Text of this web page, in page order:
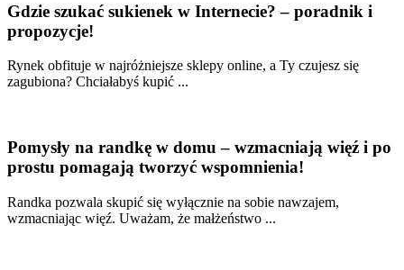
Gdzie szukać sukienek w Internecie? – poradnik i
propozycje!
Rynek obfituje w najróżniejsze sklepy online, a Ty czujesz się
zagubiona? Chciałabyś kupić ...
Pomysły na randkę w domu – wzmacniają więź i po
prostu pomagają tworzyć wspomnienia!
Randka pozwala skupić się wyłącznie na sobie nawzajem,
wzmacniając więź. Uważam, że małżeństwo ...